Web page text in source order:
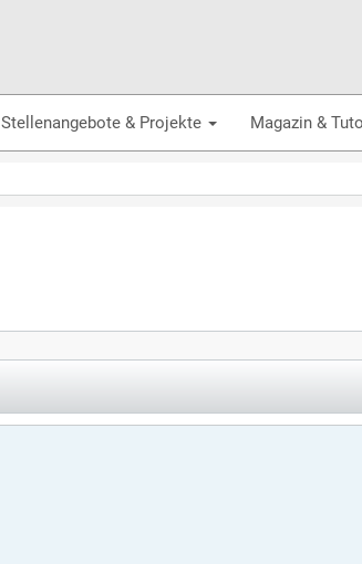
Stellenangebote & Projekte Magazin &